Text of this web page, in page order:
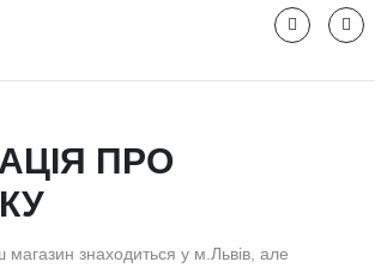
ПРО
магазин знаходиться у м.Львів, але